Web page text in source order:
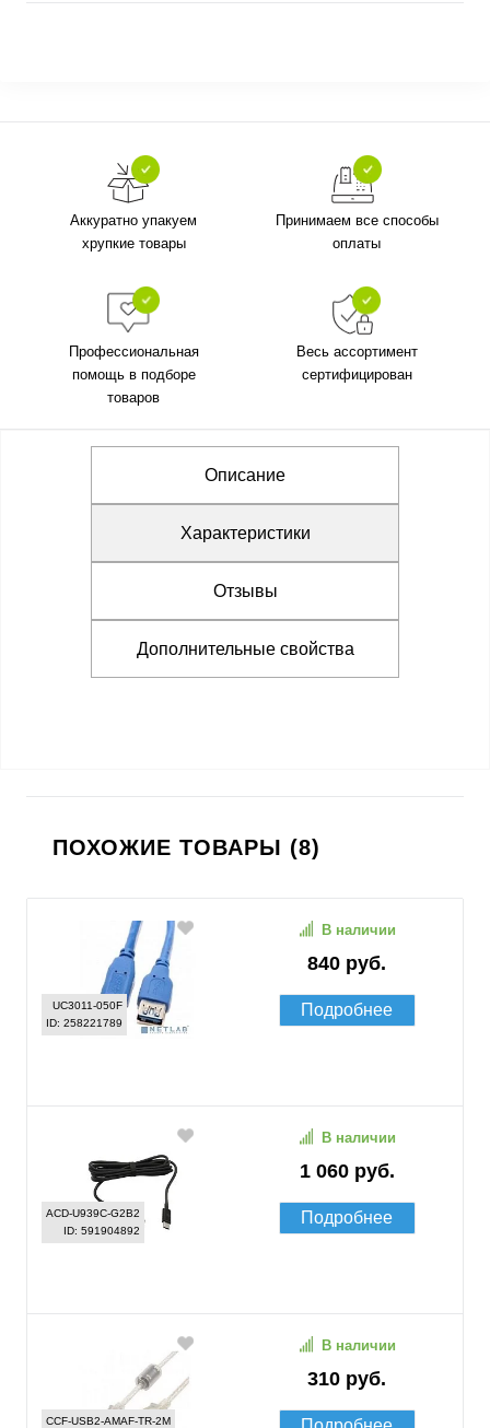
Аккуратно упакуем
хрупкие товары
Принимаем все способы
оплаты
Профессиональная
помощь в подборе
товаров
Весь ассортимент
сертифицирован
Описание
Характеристики
Отзывы
Дополнительные свойства
ПОХОЖИЕ ТОВАРЫ (8)
UC3011-050F
ID: 258221789
840 руб.
В наличии
Подробнее
ACD-U939C-G2B2
ID: 591904892
1 060 руб.
В наличии
Подробнее
CCF-USB2-AMAF-TR-2M
310 руб.
В наличии